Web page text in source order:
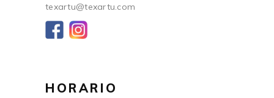
texartu@texartu.com
HORARIO